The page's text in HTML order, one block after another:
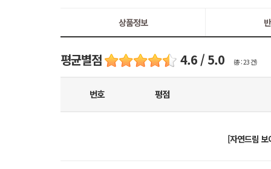
상품정보
평균별점 4.6 / 5.0 (총 : 23 건)
번호 평점
[자연드림 보